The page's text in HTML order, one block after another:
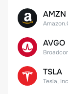
AMZN
AVGO
TSLA